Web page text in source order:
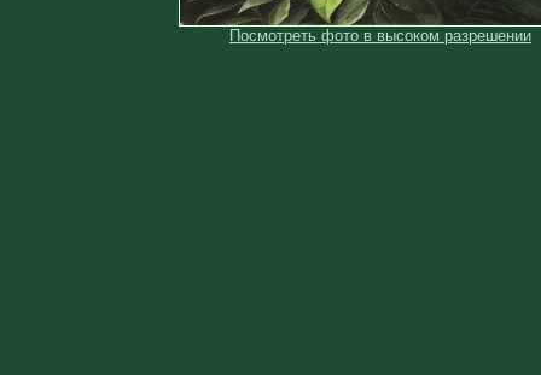
Посмотреть фото в высоком разрешении